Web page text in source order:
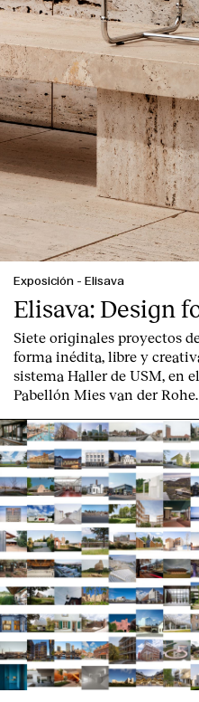
Exposición - Elisava
Elisava: Design
Siete originales proyectos
forma inédita, libre y
sistema Haller de USM, en
Pabellón Mies van der Rohe.